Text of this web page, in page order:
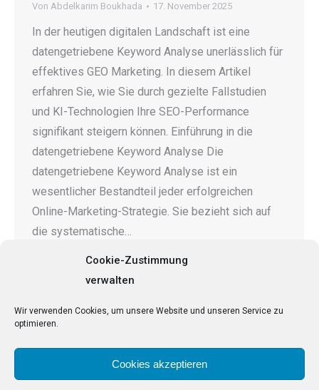
Cookie-Zustimmung
verwalten
Wir verwenden Cookies, um unsere Website und unseren Service zu
optimieren.
Cookies akzeptieren
Von Abdelkarim Boukhada 17. November 2025
In der heutigen digitalen Landschaft ist eine
datengetriebene Keyword Analyse unerlässlich für
effektives GEO Marketing. In diesem Artikel
erfahren Sie, wie Sie durch gezielte Fallstudien
und KI-Technologien Ihre SEO-Performance
signifikant steigern können. Einführung in die
datengetriebene Keyword Analyse Die
datengetriebene Keyword Analyse ist ein
wesentlicher Bestandteil jeder erfolgreichen
Online-Marketing-Strategie. Sie bezieht sich auf
die systematische…
← 1 … 8 9 10 11 12
…